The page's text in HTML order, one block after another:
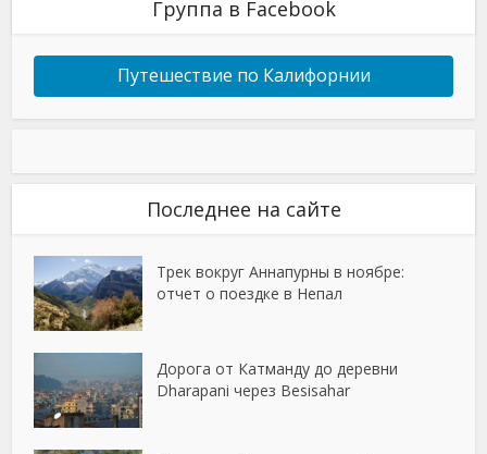
Группа в Facebook
Путешествие по Калифорнии
Последнее на сайте
Трек вокруг Аннапурны в ноябре:
отчет о поездке в Непал
Дорога от Катманду до деревни
Dharapani через Besisahar